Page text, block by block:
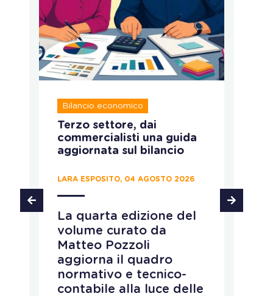
Bilancio economico
Terzo settore, dai
commercialisti una guida
aggiornata sul bilancio
LARA ESPOSITO, 04 AGOSTO 2026
La quarta edizione del
volume curato da
Matteo Pozzoli
aggiorna il quadro
normativo e tecnico-
contabile alla luce delle